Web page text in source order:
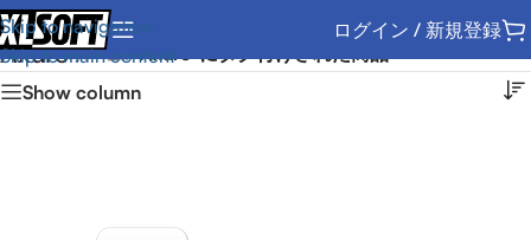
Skip to navigation
Skip to main content
ログイン / 新規登録
Axureホーム
“Axure”にタグ付けされた商品
Show column